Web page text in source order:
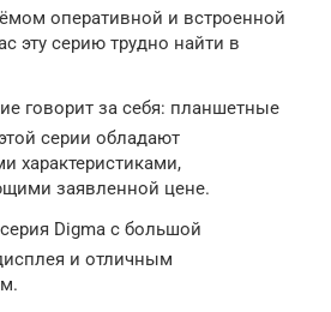
оперативной и встроенной
эту серию трудно найти в
говорит за себя: планшетные
серии обладают
характеристиками,
заявленной цене.
Digma с большой
и отличным